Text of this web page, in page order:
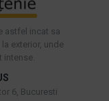
astfel incat sa
exterior, unde
intense.
6, Bucuresti